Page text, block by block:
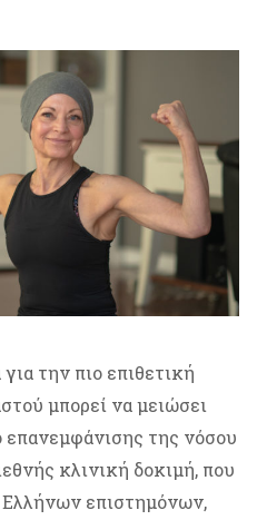
την πιο επιθετική
μπορεί να μειώσει
επανεμφάνισης της νόσου
κλινική δοκιμή, που
επιστημόνων,